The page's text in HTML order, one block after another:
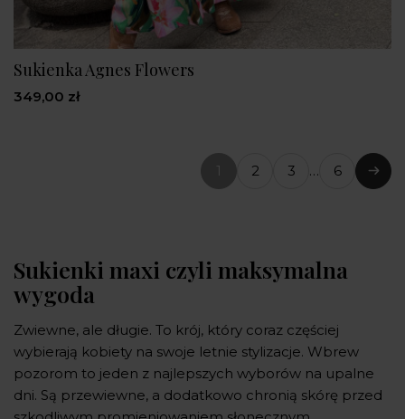
Sukienka Agnes Flowers
349,00 zł
1(bieżąca
strona)
2 3 … 6
Sukienki maxi czyli maksymalna
wygoda
Zwiewne, ale długie. To krój, który coraz częściej
wybierają kobiety na swoje letnie stylizacje. Wbrew
pozorom to jeden z najlepszych wyborów na upalne
dni. Są przewiewne, a dodatkowo chronią skórę przed